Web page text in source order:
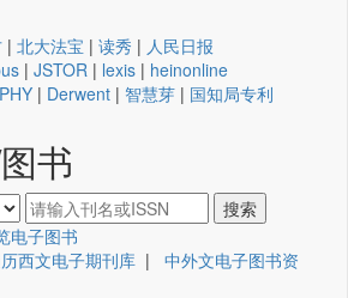
| 北大法宝 | 读秀 | 人民日报
| JSTOR | lexis | heinonline
| Derwent | 智慧芽 | 国知局专利
书
电子图书
西文电子期刊库 | 中外文电子图书资